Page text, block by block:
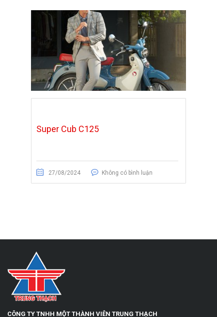
Super Cub C125
27/08/2024 Không có bình luận
CÔNG TY TNHH MỘT THÀNH VIÊN TRUNG THẠCH